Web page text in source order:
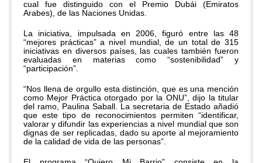
cual fue distinguido con el Premio Dubái (Emiratos
Arabes), de las Naciones Unidas.
La iniciativa, impulsada en 2006, figuró entre las 48
“mejores prácticas” a nivel mundial, de un total de 315
iniciativas en diversos países, las cuales también fueron
evaluadas en materias como “sostenibilidad” y
“participación”.
“Nos llena de orgullo esta distinción, que es una mención
como Mejor Práctica otorgado por la ONU”, dijo la titular
del ramo, Paulina Saball. La secretaria de Estado añadió
que este tipo de reconocimientos permiten “identificar,
valorar y difundir las experiencias a nivel mundial que son
dignas de ser replicadas, dado su aporte al mejoramiento
de la calidad de vida de las personas”.